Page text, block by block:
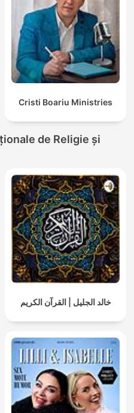
Cristi Boariu Ministries
de Religie și
خالد الجليل | القرآن الكريم